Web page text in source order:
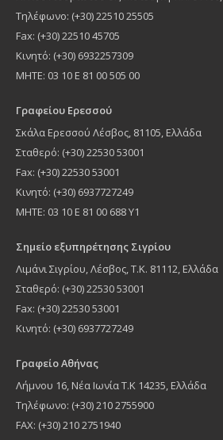
Τηλέφωνο: (+30) 22510 25505
Fax: (+30) 22510 45705
Κινητό: (+30) 6932257309
MHTE: 03 10 Ε 81 00 505 00
Γραφείου Ερεσσού
Σκάλα Ερεσσού Λέσβος, 81105, Ελλάδα
Σταθερό: (+30) 22530 53001
Fax: (+30) 22530 53001
Κινητό: (+30) 6937727249
ΜΗΤΕ: 03 10 Ε 81 00 688 Υ1
Σημείο εξυπηρέτησης Σιγρίου
Λιμάνι Σιγρίου, Λέσβος, Τ.Κ. 81112, Ελλάδα
Σταθερό: (+30) 22530 53001
Fax: (+30) 22530 53001
Κινητό: (+30) 6937727249
Γραφείο Αθήνας
Λήμνου 16, Νέα Ιωνία Τ.Κ 14235, Ελλάδα
Τηλέφωνο: (+30) 210 2755900
FAX: (+30) 210 2751940